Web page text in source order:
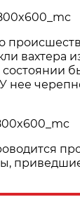
вахтера
нее